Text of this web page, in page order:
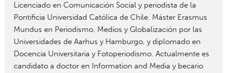
Licenciado en Comunicación Social y periodista de la
Pontificia Universidad Católica de Chile. Máster Erasmus
Mundus en Periodismo, Medios y Globalización por las
Universidades de Aarhus y Hamburgo, y diplomado en
Docencia Universitaria y Fotoperiodismo. Actualmente es
candidato a doctor en Information and Media y becario